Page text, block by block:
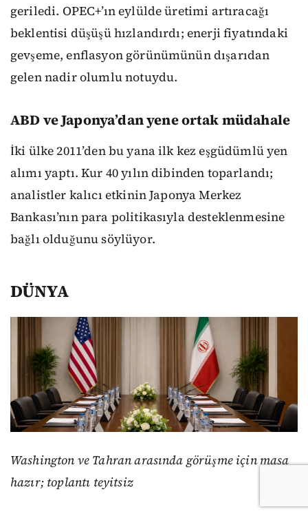
geriledi. OPEC+’ın eylülde üretimi artıracağı
beklentisi düşüşü hızlandırdı; enerji fiyatındaki
gevşeme, enflasyon görünümünün dışarıdan
gelen nadir olumlu notuydu.
ABD ve Japonya’dan yene ortak müdahale
İki ülke 2011’den bu yana ilk kez eşgüdümlü yen
alımı yaptı. Kur 40 yılın dibinden toparlandı;
analistler kalıcı etkinin Japonya Merkez
Bankası’nın para politikasıyla desteklenmesine
bağlı olduğunu söylüyor.
DÜNYA
Washington ve Tahran arasında görüşme için masa
hazır; toplantı teyitsiz